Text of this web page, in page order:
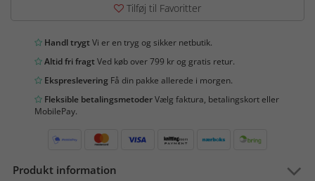
Tilføj til Favoritter
Handl trygtVi er en tryg og sikker netbutik.
Altid fri fragtVed køb over 799 kr og gratis retur.
Ekspreslevering Få din pakke allerede i morgen.
Fleksible betalingsmetoderVælg faktura, betalingskort eller
MobilePay.
Produkt information